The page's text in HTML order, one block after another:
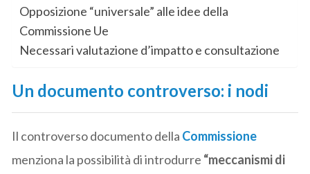
Opposizione “universale” alle idee della
Commissione Ue
Necessari valutazione d’impatto e consultazione
Un documento controverso: i nodi
Il controverso documento della Commissione
menziona la possibilità di introdurre “meccanismi di